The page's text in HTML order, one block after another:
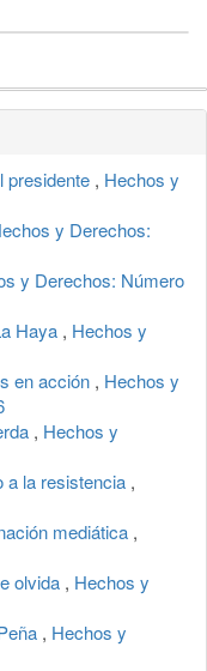
presidente , Hechos y
y Derechos:
y Derechos: Número
Haya , Hechos y
en acción , Hechos y
, Hechos y
a la resistencia ,
mediática ,
olvida , Hechos y
, Hechos y